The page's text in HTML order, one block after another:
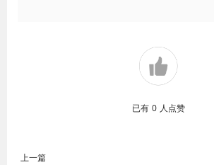
已有 0 人点赞
上一篇